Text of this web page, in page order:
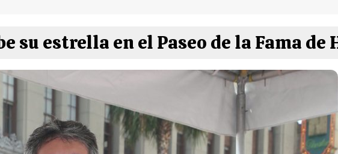
su estrella en el Paseo de la Fama de